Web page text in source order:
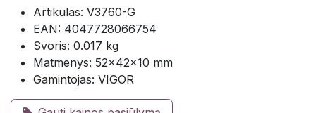
Artikulas: V3760-G
EAN: 4047728066754
Svoris: 0.017 kg
Matmenys: 52×42×10 mm
Gamintojas: VIGOR